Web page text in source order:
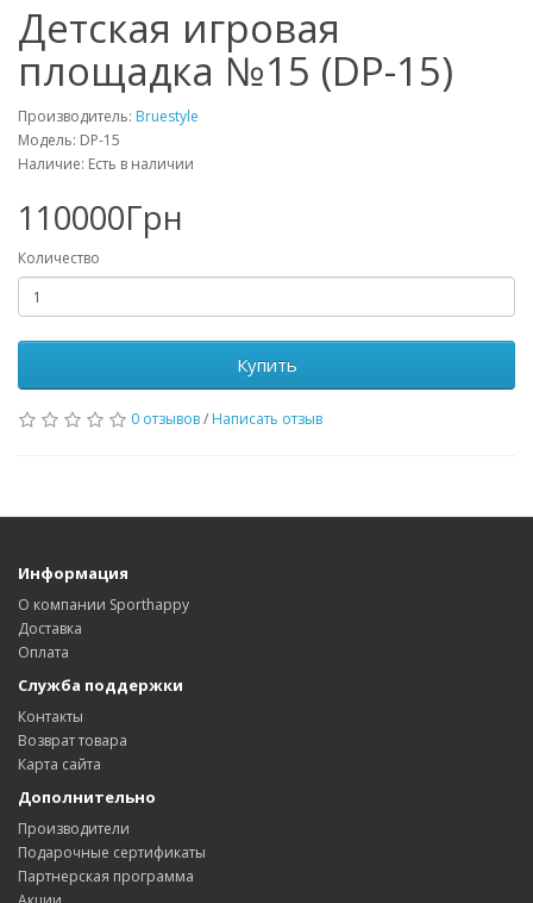
Детская игровая
площадка №15 (DP-15)
Производитель: Bruestyle
Модель: DP-15
Наличие: Есть в наличии
110000Грн
Количество
Купить
0 отзывов/ Написать отзыв
Информация
О компании Sporthappy
Доставка
Оплата
Служба поддержки
Контакты
Возврат товара
Карта сайта
Дополнительно
Производители
Подарочные сертификаты
Партнерская программа